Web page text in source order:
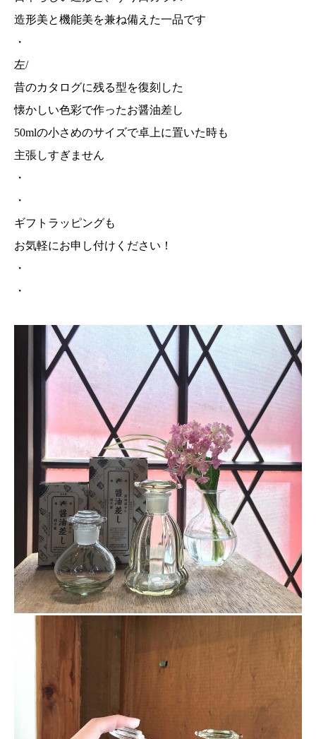
造形美と機能美を兼ね備えた一品です
・
左/
昔のカタログに残る型を復刻した
懐かしい色彩で作ったお醤油差し
50mlの小さめのサイズで卓上に置いた時も
主張しすぎません
・
・
ギフトラッピングも
お気軽にお申し付けください！
・
・